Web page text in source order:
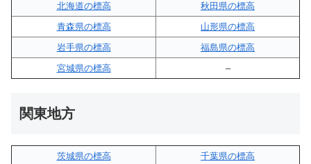
北海道の標高
秋田県の標高
青森県の標高
山形県の標高
岩手県の標高
福島県の標高
宮城県の標高
–
関東地方
茨城県の標高
千葉県の標高